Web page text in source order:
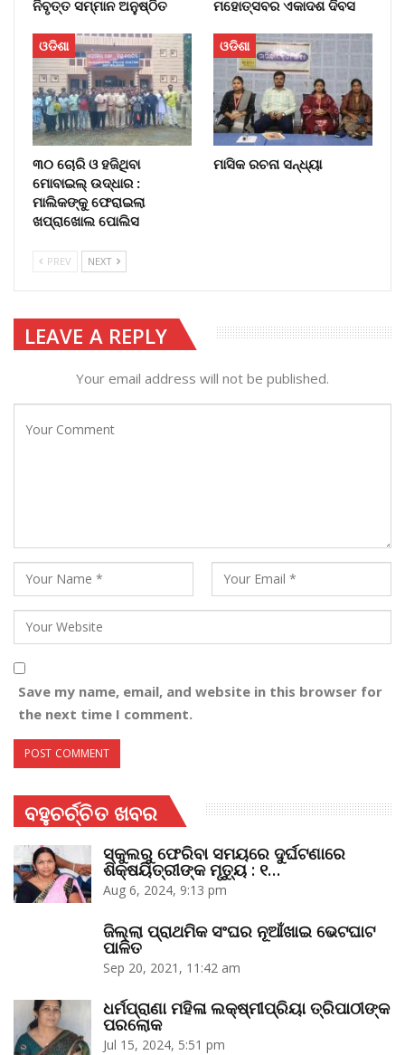
ନିବୃତ୍ତ ସମ୍ମାନ ଅନୁଷ୍ଠିତ ମହୋତ୍ସବର ଏକାଦଶ ଦିବସ
ଓଡିଶା
୩୦ ଚୋରି ଓ ହଜିଥିବା
ମୋବାଇଲ୍‌ ଉଦ୍ଧାର :
ମାଲିକଙ୍କୁ ଫେରାଇଲା
ଖପ୍ରାଖୋଲ ପୋଲିସ
ଓଡିଶା
ମାସିକ ରଚନା ସନ୍ଧ୍ୟା
PREV NEXT
LEAVE A REPLY
Your email address will not be published.
Save my name, email, and website in this browser for
the next time I comment.
ବହୁଚର୍ଚ୍ଚିତ ଖବର
ସ୍କୁଲରୁ ଫେରିବା ସମୟରେ ଦୁର୍ଘଟଣାରେ
ଶିକ୍ଷୟିତ୍ରୀଙ୍କ ମୃତ୍ୟୁ : ୧…
Aug 6, 2024, 9:13 pm
ଜିଲ୍ଲା ପ୍ରାଥମିକ ସଂଘର ନୂଆଁଖାଇ ଭେଟଘାଟ
ପାଳିତ
Sep 20, 2021, 11:42 am
ଧର୍ମପ୍ରାଣା ମହିଳା ଲକ୍ଷ୍ମୀପ୍ରିୟା ତ୍ରିପାଠୀଙ୍କ
ପରଲୋକ
Jul 15, 2024, 5:51 pm